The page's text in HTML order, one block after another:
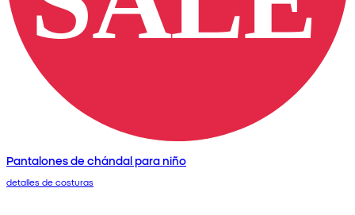
Pantalones de chándal para niño
detalles de costuras